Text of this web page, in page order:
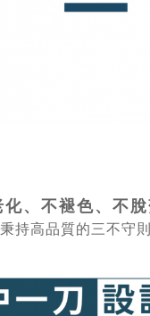
化、不褪色、不
持高品質的三不守